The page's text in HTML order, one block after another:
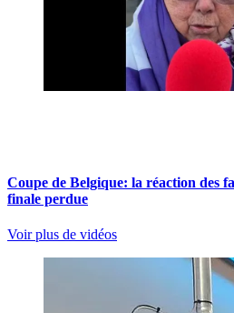
Coupe de Belgique: la réaction des
finale perdue
Voir plus de vidéos